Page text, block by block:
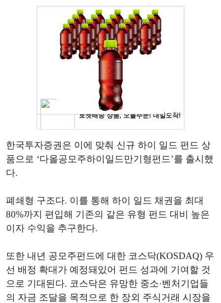
한국투자증권은 이에 맞춰 신규 하이 일드 펀드 상
품으로 ‘다올공모주하이일드만기형펀드’를 출시했
다.
폐쇄형 구조다. 이를 통해 하이 일드 채권을 최대
80%까지 편입해 기존의 같은 유형 펀드 대비 높은
이자 수익을 추구한다.
또한 내년 공모주펀드에 대한 코스닥(KOSDAQ) 우
선 배정 확대가 예정돼있어 펀드 성과에 기여할 것
으로 기대된다. 코스닥은 유망한 중소·벤처기업들
의 자금 조달을 목적으로 한 장외 주식거래 시장을